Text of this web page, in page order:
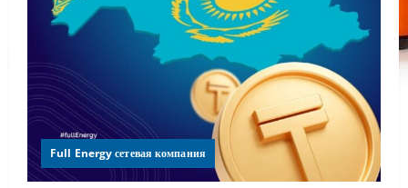
Full Energy сетевая компания